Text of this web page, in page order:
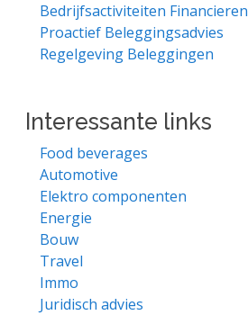
Bedrijfsactiviteiten Financieren
Proactief Beleggingsadvies
Regelgeving Beleggingen
Interessante links
Food beverages
Automotive
Elektro componenten
Energie
Bouw
Travel
Immo
Juridisch advies